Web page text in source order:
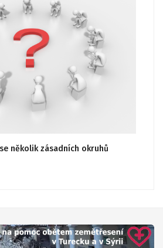
několik zásadních okruhů